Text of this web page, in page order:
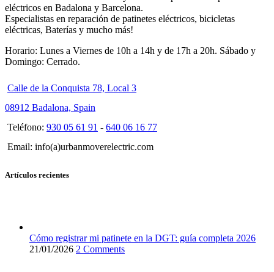
eléctricos en Badalona y Barcelona.
Especialistas en reparación de patinetes eléctricos, bicicletas
eléctricas, Baterías y mucho más!
Horario: Lunes a Viernes de 10h a 14h y de 17h a 20h. Sábado y
Domingo: Cerrado.
Calle de la Conquista 78, Local 3
08912 Badalona, Spain
Teléfono: 930 05 61 91 - 640 06 16 77
Email: info(a)urbanmoverelectric.com
Artículos recientes
Cómo registrar mi patinete en la DGT: guía completa 2026
21/01/2026 2 Comments